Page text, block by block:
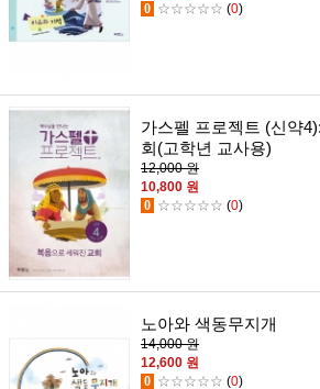
0 ☆☆☆☆☆ (0)
가스펠 프로젝트 (신약
회(고학년 교사용)
12,000 원
10,800 원
0 ☆☆☆☆☆ (0)
노아와 색동무지개
14,000 원
12,600 원
0 ☆☆☆☆☆ (0)